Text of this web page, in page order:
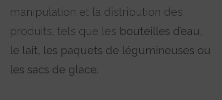
manipulation et la distribution des
produits, tels que les bouteilles d’eau,
le lait, les paquets de légumineuses ou
les sacs de glace.